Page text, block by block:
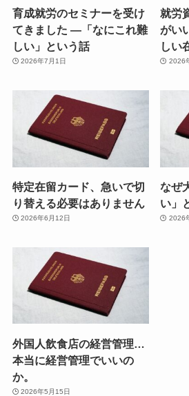
育成就労のセミナーを受け
てきました ―「なにこれ難
しい」という話
2026年7月1日
就労
がい
しい
2026
特定在留カード、急いで切
り替える必要はありません
2026年6月12日
なぜ
い」
2026
外国人飲食店の経営管理…
本当に経営管理でいいの
か。
2026年5月15日